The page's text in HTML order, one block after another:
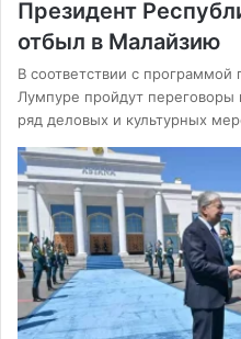
Президент
отбыл в Малайзию
В соответствии с программой
Лумпуре пройдут переговоры
ряд деловых и культурных